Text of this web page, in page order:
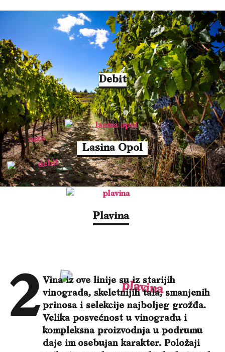
Debit
Lasina Opol
Plavina
Vina iz ove linije su iz starijih
vinograda, skeletnijih tala, smanjenih
prinosa i selekcije najboljeg grožđa.
Velika posvećnost u vinogradu i
kompleksna proizvodnja u podrumu
daje im osebujan karakter. Položaji